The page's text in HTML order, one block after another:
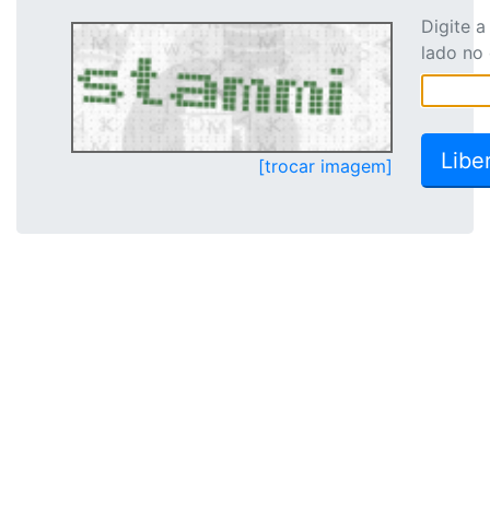
[trocar imagem]
Digite
lado no